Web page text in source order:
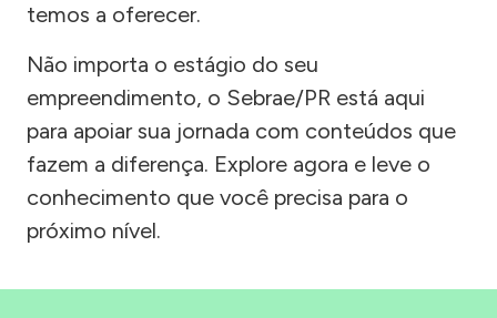
temos a oferecer.
Não importa o estágio do seu
empreendimento, o Sebrae/PR está aqui
para apoiar sua jornada com conteúdos que
fazem a diferença. Explore agora e leve o
conhecimento que você precisa para o
próximo nível.